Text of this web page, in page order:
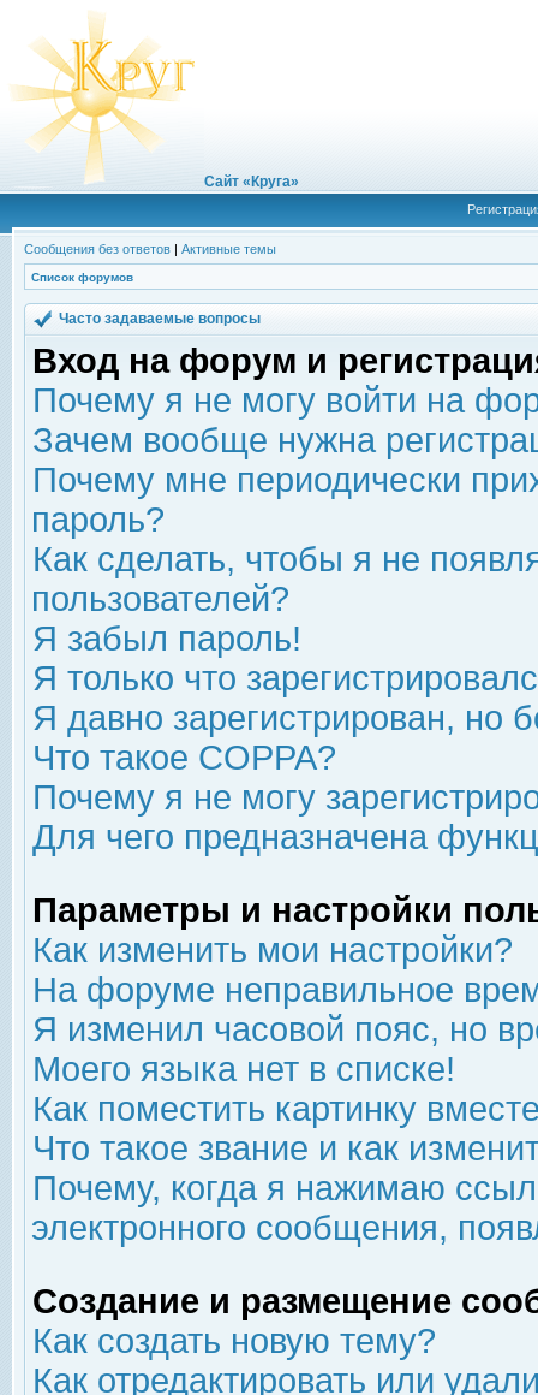
Сайт «Круга»
Сообщения без ответов | Активные темы
Список форумов
Часто задаваемые вопросы
Вход на форум и
Почему я не могу войти на
Зачем вообще нужна
Почему мне периодически
пароль?
Как сделать, чтобы я не
пользователей?
Я забыл пароль!
Я только что
Я давно зарегистрирован, но
Что такое COPPA?
Почему я не могу
Для чего предназначена
Параметры и настройки
Как изменить мои настройки?
На форуме неправильное
Я изменил часовой пояс, но
Моего языка нет в списке!
Как поместить картинку
Что такое звание и как
Почему, когда я нажимаю
электронного сообщения,
Создание и размещение
Как создать новую тему?
Как отредактировать или